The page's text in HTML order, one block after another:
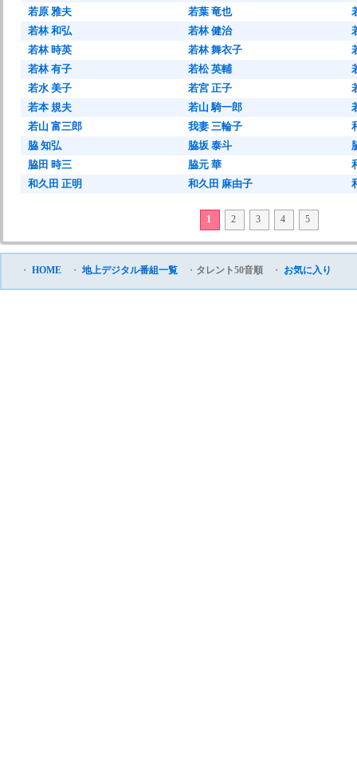
若原 雅夫
若葉 竜也
若林 和弘
若林 健治
若林 時英
若林 舞衣子
若林 有子
若松 英輔
若水 美子
若宮 正子
若本 規夫
若山 騎一郎
若山 富三郎
我妻 三輪子
脇 知弘
脇坂 泰斗
脇田 時三
脇元 華
和久田 正明
和久田 麻由子
1 2 3 4 5
・ HOME ・ 地上デジタル番組一覧 ・ タレント50音順 ・ お気に入り